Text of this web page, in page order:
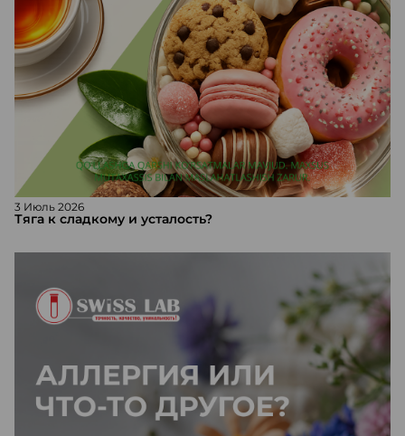
3 Июль 2026
Тяга к сладкому и усталость?